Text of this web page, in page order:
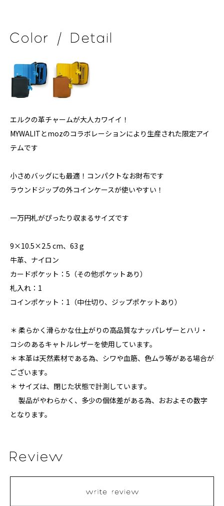
エルクの革チャームが大人カワイイ！
MYWALITとmozのコラボレーションにより生産された限定アイ
テムです
小さめバッグにも最適！コンパクトなお財布です
ラウンドジップの外コインケースが使いやすい！
一万円札がぴったり収まるサイズです
9×10.5×2.5 cm、63 g
牛革、ナイロン
カードポケット：5（その他ポケットあり）
札入れ：1
コインポケット：1（中仕切り、ジップポケットあり）
＊ 柔らかく滑らかな仕上がりの高品質なナッパレザーとハリ・
コシのあるキャトルレザーを使用しています。
＊ 本革は天然素材である為、シワや血筋、色ムラ等がある場合が
ございます。
＊ サイズは、閉じた状態で計測しています。
製品がやわらかく、多少の個体差がある為、おおよその数字
となります。